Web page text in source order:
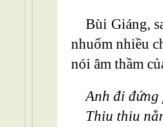
Bùi Giáng,
nhuốm nhiều
nói âm thầm
Anh đi đứng
Thiu thiu